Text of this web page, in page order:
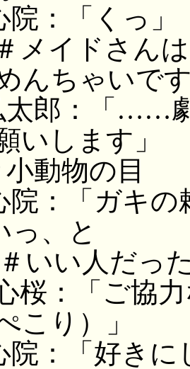
院：「くっ」
メイドさん
んちゃいで
太郎：「……
いします」
動物の目
院：「ガキ
っ、と
いい人だっ
桜：「ご協
こり）」
院：「好き